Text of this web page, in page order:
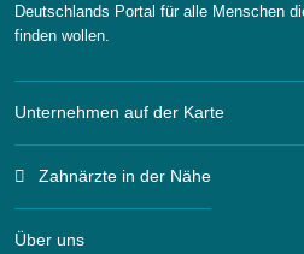
Deutschlands Portal für alle Menschen
finden wollen.
Unternehmen auf der Karte
Zahnärzte in der Nähe
Über uns